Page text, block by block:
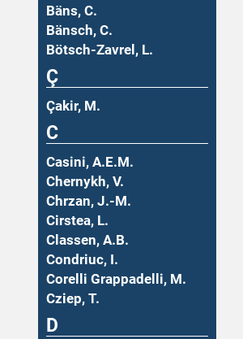
Bäns, C.
Bänsch, C.
Bötsch-Zavrel, L.
Ç
Çakir, M.
C
Casini, A.E.M.
Chernykh, V.
Chrzan, J.-M.
Cirstea, L.
Classen, A.B.
Condriuc, I.
Corelli Grappadelli, M.
Cziep, T.
D